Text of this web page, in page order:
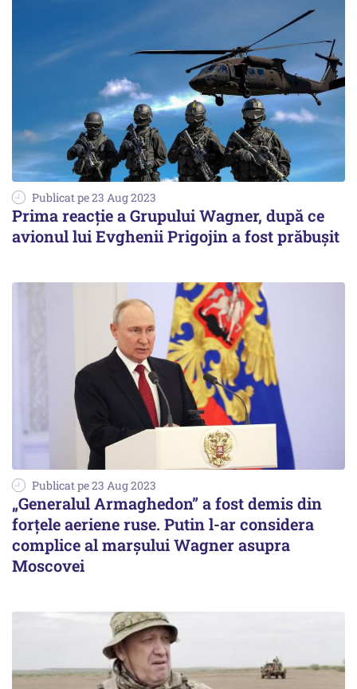
Publicat pe 23 Aug 2023
Prima reacție a Grupului Wagner, după ce
avionul lui Evghenii Prigojin a fost prăbușit
Publicat pe 23 Aug 2023
„Generalul Armaghedon” a fost demis din
forțele aeriene ruse. Putin l-ar considera
complice al marșului Wagner asupra
Moscovei